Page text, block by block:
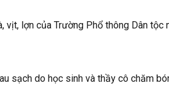
vịt, lợn của Trường Phổ thông Dân tộc
sạch do học sinh và thầy cô chăm